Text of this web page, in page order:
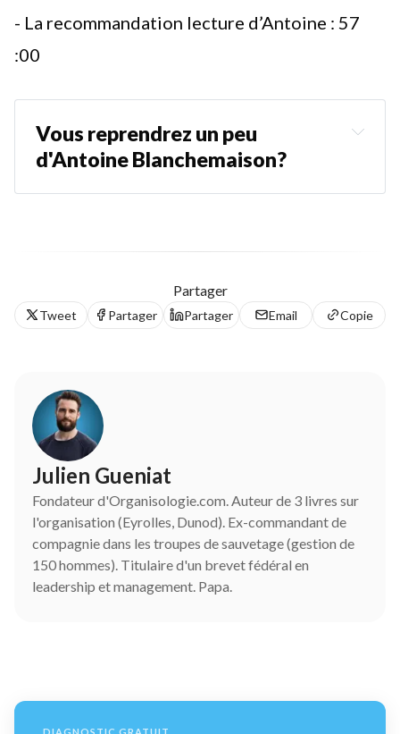
- La recommandation lecture d’Antoine : 57
:00
Vous reprendrez un peu
d'Antoine Blanchemaison?
Découvrez ses podcasts
Partager
Tweet Partager Partager Email Copie
Julien Gueniat
Fondateur d'Organisologie.com. Auteur de 3 livres sur
l'organisation (Eyrolles, Dunod). Ex-commandant de
compagnie dans les troupes de sauvetage (gestion de
150 hommes). Titulaire d'un brevet fédéral en
leadership et management. Papa.